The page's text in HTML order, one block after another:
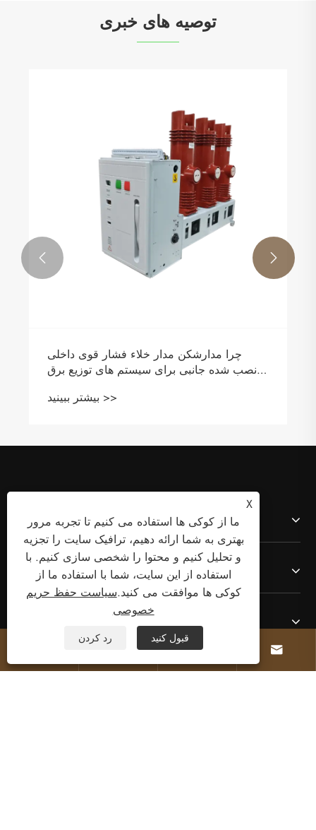
توصیه های خبری
چرا مدارشکن مدار خلاء فشار قوی داخلی
نصب شده جانبی برای سیستم های توزیع برق
بیشتر ببینید >>
 
درباره ما
محصولات
ما را دنبال کنید
 
X
ما از کوکی ها استفاده می کنیم تا تجربه مرور
بهتری به شما ارائه دهیم، ترافیک سایت را تجزیه
و تحلیل کنیم و محتوا را شخصی سازی کنیم. با
استفاده از این سایت، شما با استفاده ما از
کوکی ها موافقت می کنید.سیاست حفظ حریم
خصوصی
رد کردن قبول کنید